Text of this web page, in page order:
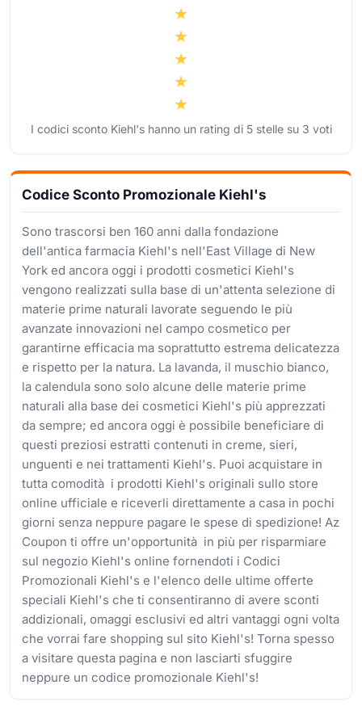
I codici sconto Kiehl's hanno un rating di 5stelle su 3 voti
Codice Sconto Promozionale Kiehl's
Sono trascorsi ben 160 anni dalla fondazione
dell'antica farmacia Kiehl's nell'East Village di New
York ed ancora oggi i prodotti cosmetici Kiehl's
vengono realizzati sulla base di un'attenta selezione di
materie prime naturali lavorate seguendo le più
avanzate innovazioni nel campo cosmetico per
garantirne efficacia ma soprattutto estrema delicatezza
e rispetto per la natura. La lavanda, il muschio bianco,
la calendula sono solo alcune delle materie prime
naturali alla base dei cosmetici Kiehl's più apprezzati
da sempre; ed ancora oggi è possibile beneficiare di
questi preziosi estratti contenuti in creme, sieri,
unguenti e nei trattamenti Kiehl's. Puoi acquistare in
tutta comodità i prodotti Kiehl's originali sullo store
online ufficiale e riceverli direttamente a casa in pochi
giorni senza neppure pagare le spese di spedizione! Az
Coupon ti offre un'opportunità in più per risparmiare
sul negozio Kiehl's online fornendoti i Codici
Promozionali Kiehl's e l'elenco delle ultime offerte
speciali Kiehl's che ti consentiranno di avere sconti
addizionali, omaggi esclusivi ed altri vantaggi ogni volta
che vorrai fare shopping sul sito Kiehl's! Torna spesso
a visitare questa pagina e non lasciarti sfuggire
neppure un codice promozionale Kiehl's!